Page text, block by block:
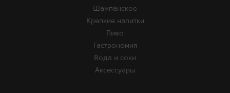
Шампанское
Крепкие напитки
Пиво
Гастрономия
Вода и соки
Аксессуары